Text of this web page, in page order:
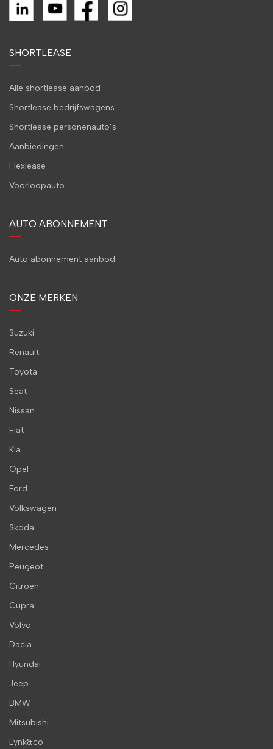
SHORTLEASE
Alle shortlease aanbod
Shortlease bedrijfswagens
Shortlease personenauto’s
Aanbiedingen
Flexlease
Voorloopauto
AUTO ABONNEMENT
Auto abonnement aanbod
ONZE MERKEN
Suzuki
Renault
Toyota
Seat
Nissan
Fiat
Kia
Opel
Ford
Volkswagen
Skoda
Mercedes
Peugeot
Citroen
Cupra
Volvo
Dacia
Hyundai
Jeep
BMW
Mitsubishi
Lynk&co